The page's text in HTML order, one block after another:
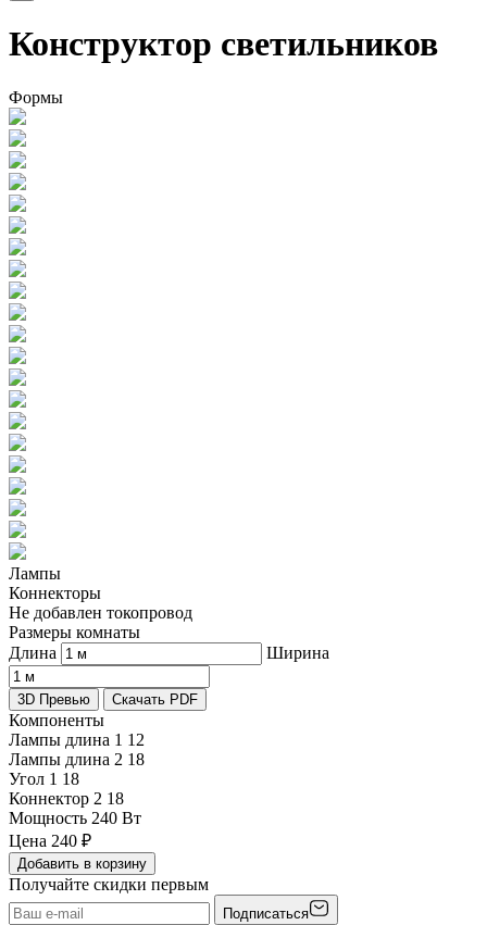
Конструктор светильников
Формы
Лампы
Коннекторы
Не добавлен токопровод
Размеры комнаты
Длина
Ширина
3D Превью Скачать PDF
Компоненты
Лампы длина 1 12
Лампы длина 2 18
Угол 1 18
Коннектор 2 18
Мощность 240 Вт
Цена 240 ₽
Добавить в корзину
Получайте скидки первым
Подписаться